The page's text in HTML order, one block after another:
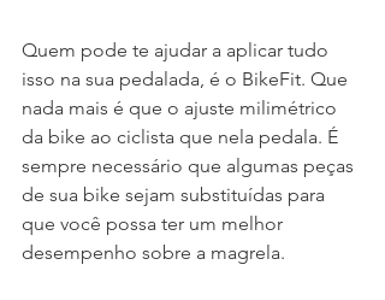
Quem pode te ajudar a aplicar tudo
isso na sua pedalada, é o BikeFit. Que
nada mais é que o ajuste milimétrico
da bike ao ciclista que nela pedala. É
sempre necessário que algumas peças
de sua bike sejam substituídas para
que você possa ter um melhor
desempenho sobre a magrela.